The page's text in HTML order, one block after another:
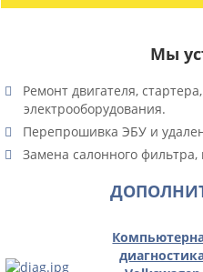
Мы
Ремонт двигателя,
электрооборудования.
Перепрошивка ЭБУ и
Замена салонного